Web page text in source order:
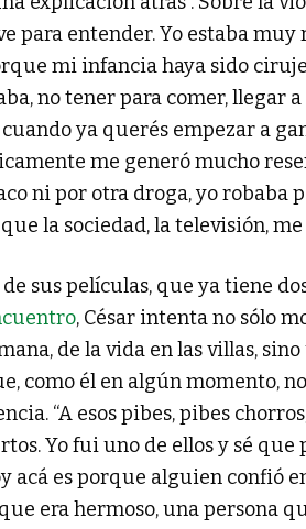
para entender. Yo estaba
mi infancia haya sido
no tener para comer, llegar
ya querés empezar a
me generó mucho
ni por otra droga, yo robaba
la sociedad, la televisión,
sus películas, que ya tiene
, César intenta no sólo
de la vida en las villas,
como él en algún momento,
“A esos pibes, pibes
Yo fui uno de ellos y sé
acá es porque alguien confió
era hermoso, una persona